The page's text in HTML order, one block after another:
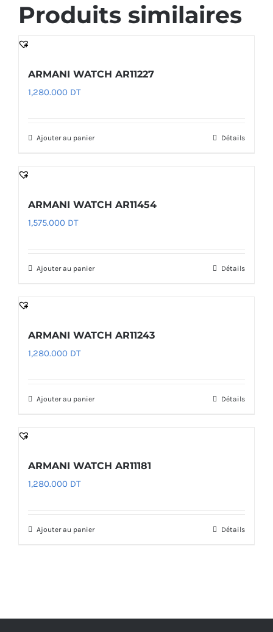
Produits similaires
ARMANI WATCH AR11227
1,280.000 DT
Ajouter au panier Détails
ARMANI WATCH AR11454
1,575.000 DT
Ajouter au panier Détails
ARMANI WATCH AR11243
1,280.000 DT
Ajouter au panier Détails
ARMANI WATCH AR11181
1,280.000 DT
Ajouter au panier Détails